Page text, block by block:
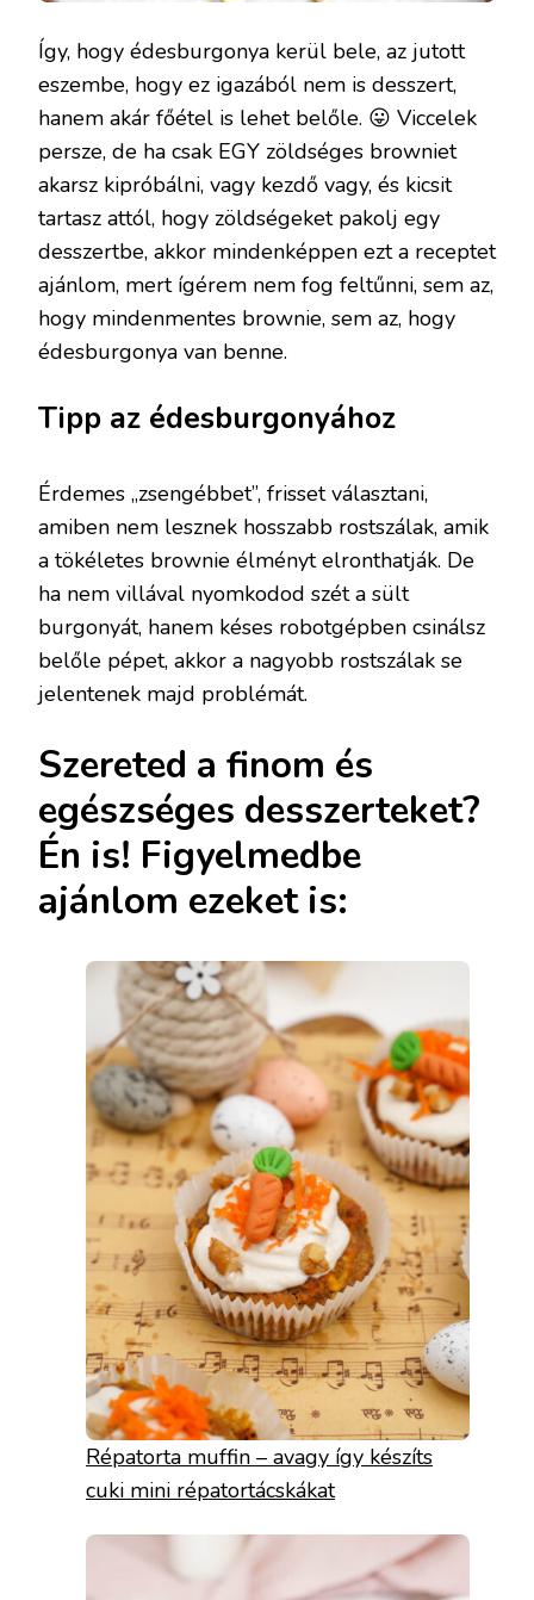
Így, hogy édesburgonya kerül bele, az jutott
eszembe, hogy ez igazából nem is desszert,
hanem akár főétel is lehet belőle. 😛 Viccelek
persze, de ha csak EGY zöldséges browniet
akarsz kipróbálni, vagy kezdő vagy, és kicsit
tartasz attól, hogy zöldségeket pakolj egy
desszertbe, akkor mindenképpen ezt a receptet
ajánlom, mert ígérem nem fog feltűnni, sem az,
hogy mindenmentes brownie, sem az, hogy
édesburgonya van benne.
Tipp az édesburgonyához
Érdemes „zsengébbet”, frisset választani,
amiben nem lesznek hosszabb rostszálak, amik
a tökéletes brownie élményt elronthatják. De
ha nem villával nyomkodod szét a sült
burgonyát, hanem késes robotgépben csinálsz
belőle pépet, akkor a nagyobb rostszálak se
jelentenek majd problémát.
Szereted a finom és
egészséges desszerteket?
Én is! Figyelmedbe
ajánlom ezeket is:
Répatorta muffin – avagy így készíts
cuki mini répatortácskákat